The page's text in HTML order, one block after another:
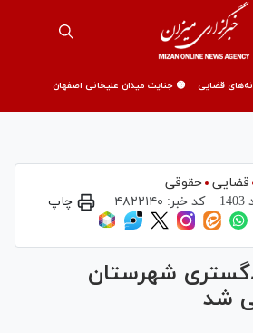
قضایی 🟡 جنایت میدان علیخانی اصفهان
قضایی حقوقی
کد خبر: ۴۸۲۲۱۴۰ چاپ
شهرستان
شد